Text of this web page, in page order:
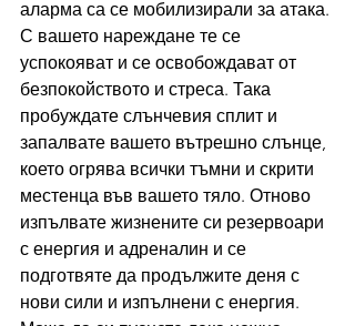
аларма са се мобилизирали за атака.
С вашето нареждане те се
успокояват и се освобождават от
безпокойството и стреса. Така
пробуждате слънчевия сплит и
запалвате вашето вътрешно слънце,
което огрява всички тъмни и скрити
местенца във вашето тяло. Отново
изпълвате жизнените си резервоари
с енергия и адреналин и се
подготвяте да продължите деня с
нови сили и изпълнени с енергия.